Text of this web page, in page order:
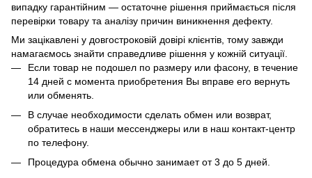
випадку гарантійним — остаточне рішення приймається після
перевірки товару та аналізу причин виникнення дефекту.
Ми зацікавлені у довгостроковій довірі клієнтів, тому завжди
намагаємось знайти справедливе рішення у кожній ситуації.
Если товар не подошел по размеру или фасону, в течение
14 дней с момента приобретения Вы вправе его вернуть
или обменять.
В случае необходимости сделать обмен или возврат,
обратитесь в наши мессенджеры или в наш контакт-центр
по телефону.
Процедура обмена обычно занимает от 3 до 5 дней.